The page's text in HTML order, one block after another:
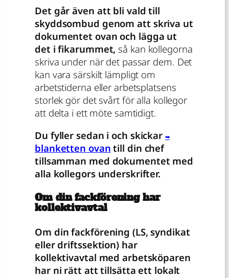
Det går även att bli vald till
skyddsombud genom att skriva ut
dokumentet ovan och lägga ut
det i fikarummet, så kan kollegorna
skriva under när det passar dem. Det
kan vara särskilt lämpligt om
arbetstiderna eller arbetsplatsens
storlek gör det svårt för alla kollegor
att delta i ett möte samtidigt.
Du fyller sedan i och skickar
blanketten ovan till din chef
tillsamman med dokumentet med
alla kollegors underskrifter.
Om din fackförening har
kollektivavtal
Om din fackförening (LS, syndikat
eller driftssektion) har
kollektivavtal med arbetsköparen
har ni rätt att tillsätta ett lokalt